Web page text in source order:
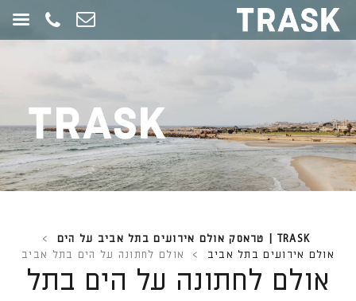
תחילתו
כדי
לעבור
לאזור
תוכן
TRASK | טראסק אולם אירועים בתל אביב על הים
>
אולם אירועים בתל אביב
> אולם לחתונה על הים בתל אביב
אולם לחתונה על הים בתל